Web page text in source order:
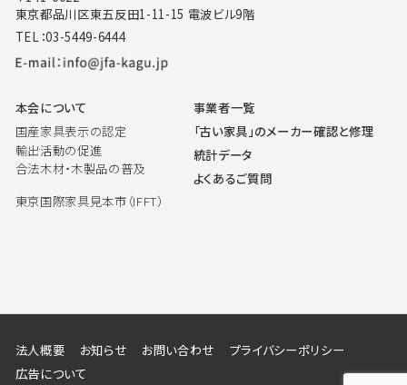
東京都品川区東五反田1-11-15 電波ビル9階
TEL：03-5449-6444
本会について
国産家具表示の認定
輸出活動の促進
合法木材・木製品の普及
東京国際家具見本市（IFFT）
事業者一覧
「古い家具」のメーカー確認と修理
統計データ
よくあるご質問
法人概要 お知らせ お問い合わせ
プライバシーポリシー
広告について